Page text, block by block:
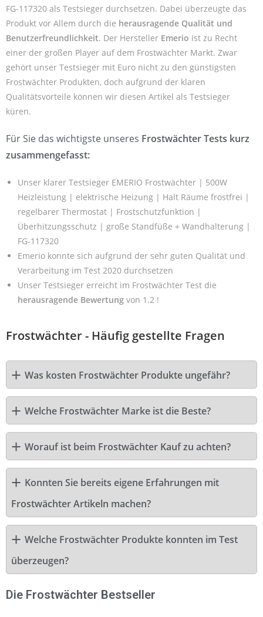
FG-117320 als Testsieger durchsetzen. Dabei überzeugte das
Produkt vor Allem durch die herausragende Qualität und
Benutzerfreundlichkeit. Der Hersteller Emerio ist zu Recht
einer der großen Player auf dem Frostwächter Markt. Zwar
gehört unser Testsieger mit Euro nicht zu den günstigsten
Frostwächter Produkten, doch aufgrund der klaren
Qualitätsvorteile können wir diesen Artikel als Testsieger
küren.
Für Sie das wichtigste unseres Frostwächter Tests kurz
zusammengefasst:
Unser klarer Testsieger EMERIO Frostwächter | 500W
Heizleistung | elektrische Heizung | Halt Räume frostfrei |
regelbarer Thermostat | Frostschutzfunktion |
Überhitzungsschutz | große Standfüße + Wandhalterung |
FG-117320
Emerio konnte sich aufgrund der sehr guten Qualität und
Verarbeitung im Test 2020 durchsetzen
Unser Testsieger erreicht im Frostwächter Test die
herausragende Bewertung von 1.2 !
Frostwächter - Häufig gestellte Fragen
Was kosten Frostwächter Produkte ungefähr?
Welche Frostwächter Marke ist die Beste?
Worauf ist beim Frostwächter Kauf zu achten?
Konnten Sie bereits eigene Erfahrungen mit
Frostwächter Artikeln machen?
Welche Frostwächter Produkte konnten im Test
überzeugen?
Die Frostwächter Bestseller